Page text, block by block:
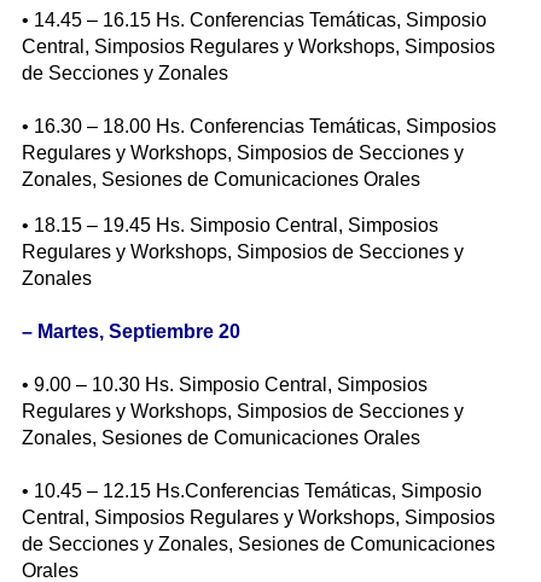
• 14.45 – 16.15 Hs. Conferencias Temáticas, Simposio
Central, Simposios Regulares y Workshops, Simposios
de Secciones y Zonales
• 16.30 – 18.00 Hs. Conferencias Temáticas, Simposios
Regulares y Workshops, Simposios de Secciones y
Zonales, Sesiones de Comunicaciones Orales
• 18.15 – 19.45 Hs. Simposio Central, Simposios
Regulares y Workshops, Simposios de Secciones y
Zonales
– Martes, Septiembre 20
• 9.00 – 10.30 Hs. Simposio Central, Simposios
Regulares y Workshops, Simposios de Secciones y
Zonales, Sesiones de Comunicaciones Orales
• 10.45 – 12.15 Hs.Conferencias Temáticas, Simposio
Central, Simposios Regulares y Workshops, Simposios
de Secciones y Zonales, Sesiones de Comunicaciones
Orales